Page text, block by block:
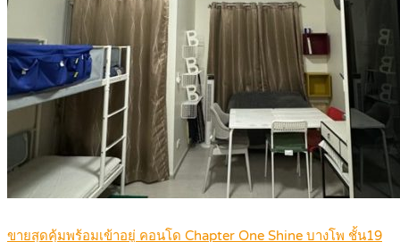
ขายสุดคุ้มพร้อมเข้าอยู่ คอนโด Chapter One Shine บางโพ ชั้น19